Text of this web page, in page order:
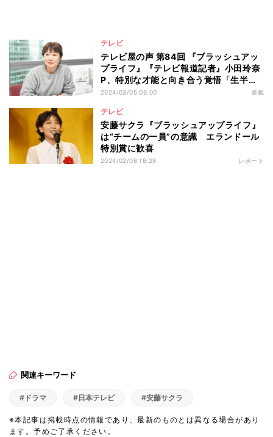
テレビ
テレビ屋の声 第84回 『ブラッシュアッ
プライフ』『テレビ報道記者』小田玲奈
P、特別な才能と向き合う覚悟「生半可
な思いではできない」
2024/03/05 06:00 連載
テレビ
安藤サクラ『ブラッシュアップライフ』
は“チームの一員”の意識 エランドール
特別賞に歓喜
2024/02/08 18:29 レポート
関連キーワード
#ドラマ #日本テレビ #安藤サクラ
※本記事は掲載時点の情報であり、最新のものとは異なる場合があり
ます。予めご了承ください。